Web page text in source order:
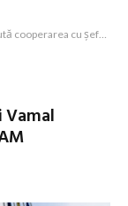
cu șeful EUBAM